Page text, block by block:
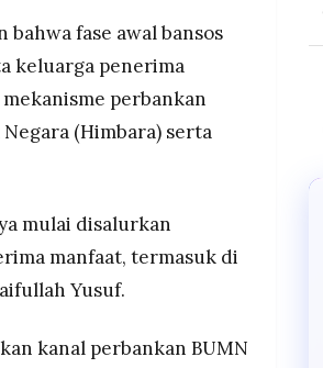
fase awal bansos
keluarga penerima
perbankan
(Himbara) serta
mulai disalurkan
manfaat, termasuk di
Yusuf.
kanal perbankan BUMN